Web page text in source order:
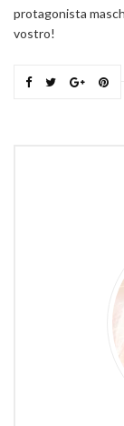
protagonista
vostro!